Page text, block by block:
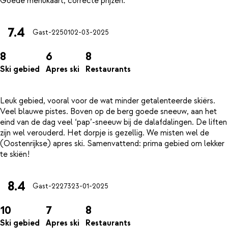
7.4 Gast-2250102-03-2025
8
Ski gebied
6
Apres ski
8
Restaurants
Leuk gebied, vooral voor de wat minder getalenteerde skiërs.
Veel blauwe pistes. Boven op de berg goede sneeuw, aan het
eind van de dag veel ‘pap’-sneeuw bij de dalafdalingen. De liften
zijn wel verouderd. Het dorpje is gezellig. We misten wel de
(Oostenrijkse) apres ski. Samenvattend: prima gebied om lekker
8.4 Gast-2227323-01-2025
10
Ski gebied
7
Apres ski
8
Restaurants